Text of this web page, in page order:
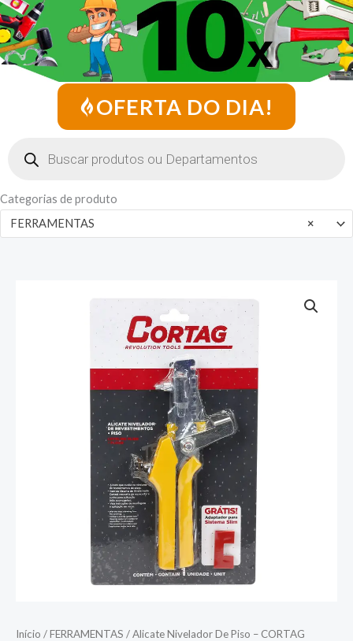
OFERTA DO DIA!
Categorias de produto
×
FERRAMENTAS
Início /FERRAMENTAS / Alicate Nivelador De Piso – CORTAG